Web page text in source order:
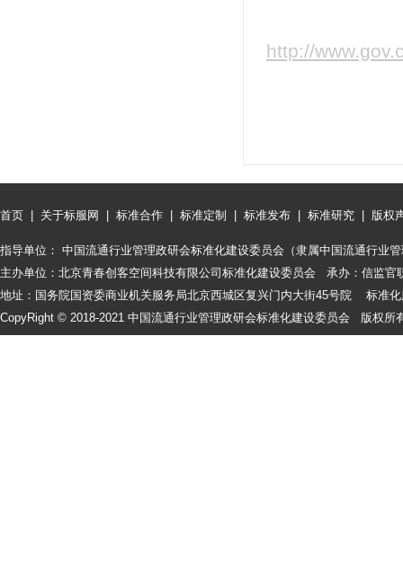
http://
首页 关于标服网 标准合作 标准定制 标准发布 标准研究 版权
指导单位： 中国流通行业管理政研会标准化建设委员会（隶属中国流通行业
主办单位：北京青春创客空间科技有限公司标准化建设委员会 承办：信监
地址：国务院国资委商业机关服务局北京西城区复兴门内大街45号院 标准化
CopyRight © 2018-2021 中国流通行业管理政研会标准化建设委员会 版